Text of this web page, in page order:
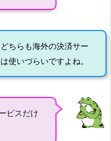
ちらも海外の決済サー
使いづらいですよね。
ビスだけ